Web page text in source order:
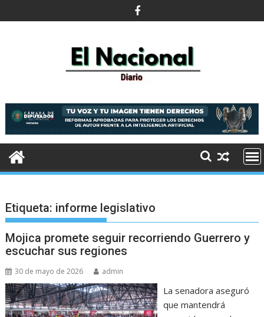
al
Etiqueta: informe legislativo
Mojica promete seguir recorriendo Guerrero y
escuchar sus regiones
30 de mayo de 2026 admin
La senadora aseguró
que mantendrá